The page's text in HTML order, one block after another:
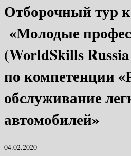
Отборочный тур
«Молодые
(WorldSkills
по компетенции
обслуживание
автомобилей»
04.02.2020